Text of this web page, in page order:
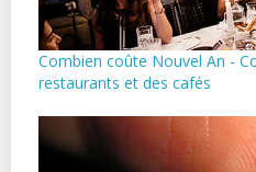
Combien coûte Nouvel An -
restaurants et des cafés